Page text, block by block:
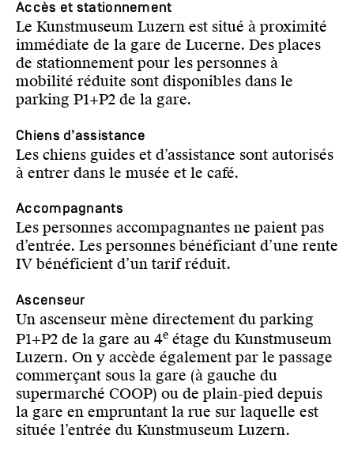
Accès et stationnement
Le Kunstmuseum Luzern est situé à proximité
immédiate de la gare de Lucerne. Des places
de stationnement pour les personnes à
mobilité réduite sont disponibles dans le
parking P1+P2 de la gare.
Chiens d’assistance
Les chiens guides et d’assistance sont autorisés
à entrer dans le musée et le café.
Accompagnants
Les personnes accompagnantes ne paient pas
d’entrée. Les personnes bénéficiant d’une rente
IV bénéficient d’un tarif réduit.
Ascenseur
Un ascenseur mène directement du parking
P1+P2 de la gare au 4e étage du Kunstmuseum
Luzern. On y accède également par le passage
commerçant sous la gare (à gauche du
supermarché COOP) ou de plain-pied depuis
la gare en empruntant la rue sur laquelle est
située l’entrée du Kunstmuseum Luzern.